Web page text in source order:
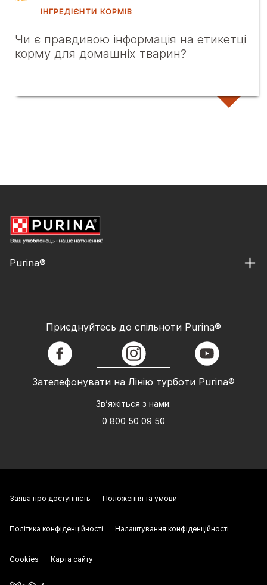
ІНГРЕДІЄНТИ КОРМІВ
Чи є правдивою інформація на етикетці
корму для домашніх тварин?
Purina®
Зателефонувати на Лінію турботи Purina®
Зв’яжіться з нами:
0 800 50 09 50
Приєднуйтесь до спільноти Purina®
facebook instagram youtube
Заява про доступність Положення та умови
Політика конфіденційності Налаштування конфіденційності
Cookies Карта сайту